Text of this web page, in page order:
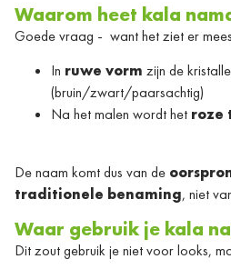
Waarom heet kala
Goede vraag - want het ziet er
In ruwe vorm zijn de
(bruin/zwart/paarsachtig)
Na het malen wordt het roze
De naam komt dus van de
traditionele benaming, niet
Waar gebruik je kala
Dit zout gebruik je niet voor looks,